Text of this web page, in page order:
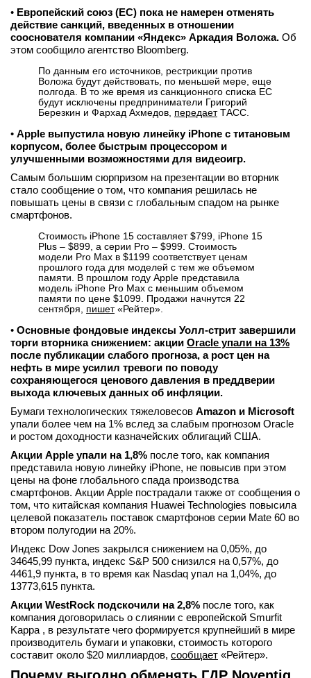
• Европейский союз (ЕС) пока не намерен отменять
действие санкций, введенных в отношении
сооснователя компании «Яндекс» Аркадия Воложа. Об
этом сообщило агентство Bloomberg.
По данным его источников, рестрикции против
Воложа будут действовать, по меньшей мере, еще
полгода. В то же время из санкционного списка ЕС
будут исключены предприниматели Григорий
Березкин и Фархад Ахмедов, передаетТАСС.
• Apple выпустила новую линейку iPhone с титановым
корпусом, более быстрым процессором и
улучшенными возможностями для видеоигр.
Самым большим сюрпризом на презентации во вторник
стало сообщение о том, что компания решилась не
повышать цены в связи с глобальным спадом на рынке
смартфонов.
Стоимость iPhone 15 составляет $799, iPhone 15
Plus – $899, а серии Pro – $999. Стоимость
модели Pro Max в $1199 соответствует ценам
прошлого года для моделей с тем же объемом
памяти. В прошлом году Apple представила
модель iPhone Pro Max с меньшим объемом
памяти по цене $1099. Продажи начнутся 22
сентября, пишет«Рейтер».
• Основные фондовые индексы Уолл-стрит завершили
торги вторника снижением: акции Oracle упали на 13%
после публикации слабого прогноза, а рост цен на
нефть в мире усилил тревоги по поводу
сохраняющегося ценового давления в преддверии
выхода ключевых данных об инфляции.
Бумаги технологических тяжеловесов Amazon и Microsoft
упали более чем на 1% вслед за слабым прогнозом Oracle
и ростом доходности казначейских облигаций США.
Акции Apple упали на 1,8% после того, как компания
представила новую линейку iPhone, не повысив при этом
цены на фоне глобального спада производства
смартфонов. Акции Apple пострадали также от сообщения о
том, что китайская компания Huawei Technologies повысила
целевой показатель поставок смартфонов серии Mate 60 во
втором полугодии на 20%.
Индекс Dow Jones закрылся снижением на 0,05%, до
34645,99 пункта, индекс S&P 500 снизился на 0,57%, до
4461,9 пункта​, в то время как ​Nasdaq упал на 1,04%, до
13773,615 пункта​.
Акции WestRock подскочили на 2,8% после того, как
компания договорилась о слиянии с европейской Smurfit
Kappa , в результате чего формируется крупнейший в мире
производитель бумаги и упаковки, стоимость которого
составит около $20 миллиардов, сообщает «Рейтер».